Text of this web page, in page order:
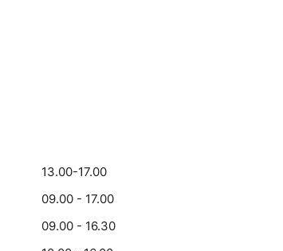
13.00-17.00
09.00 - 17.00
09.00 - 16.30